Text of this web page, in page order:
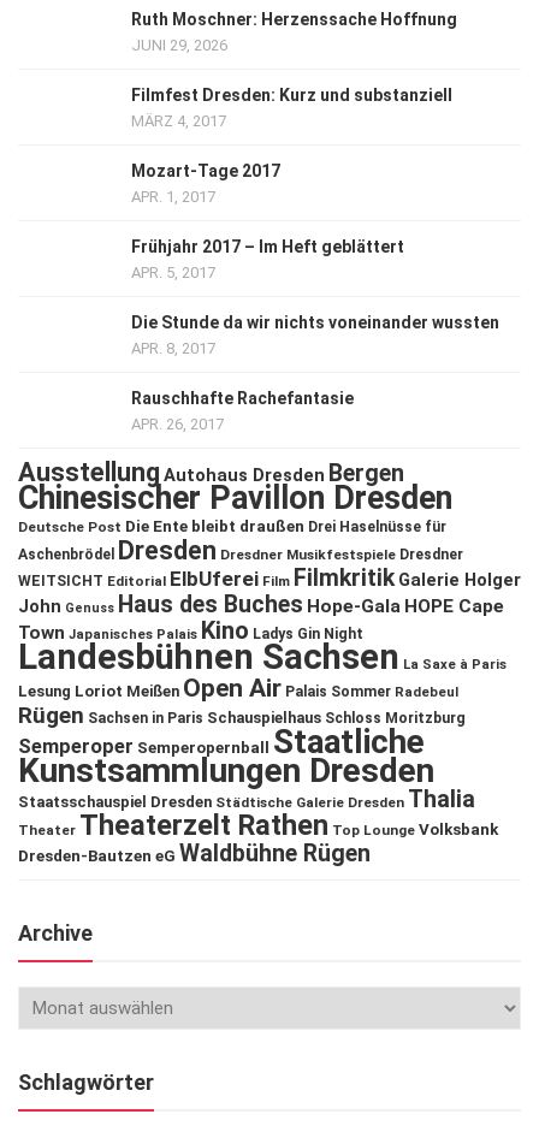
Ruth Moschner: Herzenssache Hoffnung
JUNI 29, 2026
Filmfest Dresden: Kurz und substanziell
MÄRZ 4, 2017
Mozart-Tage 2017
APR. 1, 2017
Frühjahr 2017 – Im Heft geblättert
APR. 5, 2017
Die Stunde da wir nichts voneinander wussten
APR. 8, 2017
Rauschhafte Rachefantasie
APR. 26, 2017
Ausstellung Autohaus Dresden Bergen
Chinesischer Pavillon Dresden
Deutsche Post Die Ente bleibt draußen Drei Haselnüsse für
Aschenbrödel
Dresden Dresdner Musikfestspiele Dresdner
WEITSICHT Editorial ElbUferei Film Filmkritik Galerie Holger
John Genuss Haus des Buches Hope-Gala HOPE Cape
Town Japanisches Palais Kino Ladys Gin Night
Landesbühnen Sachsen La Saxe à Paris
Lesung Loriot Meißen Open Air Palais Sommer Radebeul
Rügen Sachsen in Paris Schauspielhaus Schloss Moritzburg
Semperoper Semperopernball Staatliche
Kunstsammlungen Dresden
Staatsschauspiel Dresden Städtische Galerie Dresden Thalia
Theater Theaterzelt Rathen Top Lounge Volksbank
Dresden-Bautzen eG Waldbühne Rügen
Archive
Schlagwörter